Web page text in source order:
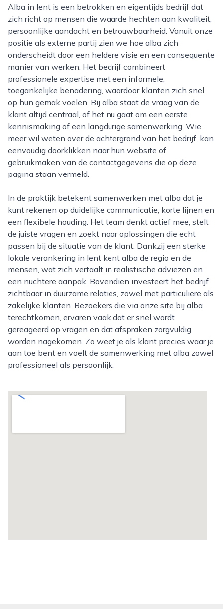
Alba in lent is een betrokken en eigentijds bedrijf dat
zich richt op mensen die waarde hechten aan kwaliteit,
persoonlijke aandacht en betrouwbaarheid. Vanuit onze
positie als externe partij zien we hoe alba zich
onderscheidt door een heldere visie en een consequente
manier van werken. Het bedrijf combineert
professionele expertise met een informele,
toegankelijke benadering, waardoor klanten zich snel
op hun gemak voelen. Bij alba staat de vraag van de
klant altijd centraal, of het nu gaat om een eerste
kennismaking of een langdurige samenwerking. Wie
meer wil weten over de achtergrond van het bedrijf, kan
eenvoudig doorklikken naar hun website of
gebruikmaken van de contactgegevens die op deze
pagina staan vermeld.
In de praktijk betekent samenwerken met alba dat je
kunt rekenen op duidelijke communicatie, korte lijnen en
een flexibele houding. Het team denkt actief mee, stelt
de juiste vragen en zoekt naar oplossingen die echt
passen bij de situatie van de klant. Dankzij een sterke
lokale verankering in lent kent alba de regio en de
mensen, wat zich vertaalt in realistische adviezen en
een nuchtere aanpak. Bovendien investeert het bedrijf
zichtbaar in duurzame relaties, zowel met particuliere als
zakelijke klanten. Bezoekers die via onze site bij alba
terechtkomen, ervaren vaak dat er snel wordt
gereageerd op vragen en dat afspraken zorgvuldig
worden nagekomen. Zo weet je als klant precies waar je
aan toe bent en voelt de samenwerking met alba zowel
professioneel als persoonlijk.